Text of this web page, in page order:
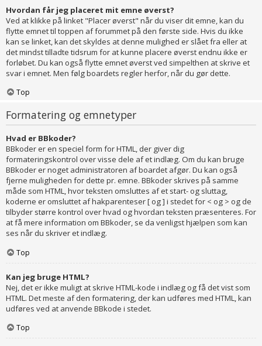
Hvordan får jeg placeret mit emne øverst?
Ved at klikke på linket "Placer øverst" når du viser dit emne, kan du
flytte emnet til toppen af forummet på den første side. Hvis du ikke
kan se linket, kan det skyldes at denne mulighed er slået fra eller at
det mindst tilladte tidsrum for at kunne placere øverst endnu ikke er
forløbet. Du kan også flytte emnet øverst ved simpelthen at skrive et
svar i emnet. Men følg boardets regler herfor, når du gør dette.
Top
Formatering og emnetyper
Hvad er BBkoder?
BBkoder er en speciel form for HTML, der giver dig
formateringskontrol over visse dele af et indlæg. Om du kan bruge
BBkoder er noget administratoren af boardet afgør. Du kan også
fjerne muligheden for dette pr. emne. BBkoder skrives på samme
måde som HTML, hvor teksten omsluttes af et start- og sluttag,
koderne er omsluttet af hakparenteser [ og ] i stedet for < og > og de
tilbyder større kontrol over hvad og hvordan teksten præsenteres. For
at få mere information om BBkoder, se da venligst hjælpen som kan
ses når du skriver et indlæg.
Top
Kan jeg bruge HTML?
Nej, det er ikke muligt at skrive HTML-kode i indlæg og få det vist som
HTML. Det meste af den formatering, der kan udføres med HTML, kan
udføres ved at anvende BBkode i stedet.
Top